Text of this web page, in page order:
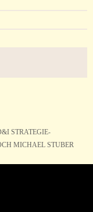
STRATEGIE-
MICHAEL STUBER